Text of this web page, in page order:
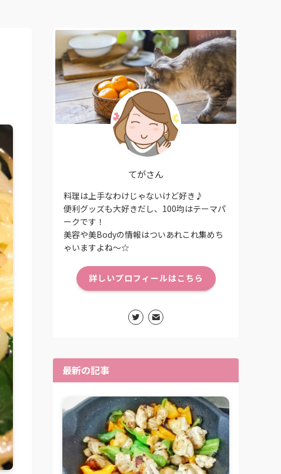
てがさん
料理は上手なわけじゃないけど好き♪
便利グッズも大好きだし、100均はテーマパ
ークです！
美容や美Bodyの情報はついあれこれ集めち
ゃいますよね〜☆
詳しいプロフィールはこちら
最新の記事